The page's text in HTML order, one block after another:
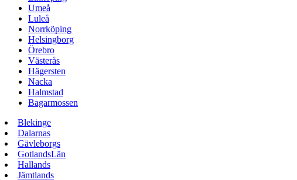
Umeå
Luleå
Norrköping
Helsingborg
Örebro
Västerås
Hägersten
Nacka
Halmstad
Bagarmossen
Blekinge
Dalarnas
Gävleborgs
GotlandsLän
Hallands
Jämtlands